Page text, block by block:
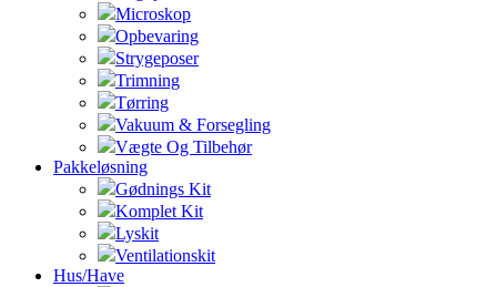
Microskop
Opbevaring
Strygeposer
Trimning
Tørring
Vakuum & Forsegling
Vægte Og Tilbehør
Pakkeløsning
Gødnings Kit
Komplet Kit
Lyskit
Ventilationskit
Hus/Have